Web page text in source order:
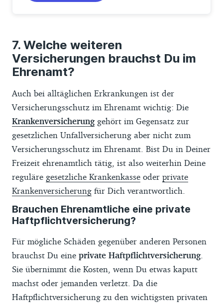
Welche weiteren
Versicherungen brauchst Du im
Ehrenamt?
Auch bei alltäglichen Erkrankungen ist der
Versicherungsschutz im Ehrenamt wichtig: Die
Krankenversicherunggehört im Gegensatz zur
gesetzlichen Unfallversicherung aber nicht zum
Versicherungsschutz im Ehrenamt. Bist Du in Deiner
Freizeit ehrenamtlich tätig, ist also weiterhin Deine
reguläre gesetzliche Krankenkasse oder private
Krankenversicherung für Dich verantwortlich.
Brauchen Ehrenamtliche eine private
Haftpflichtversicherung?
Für mögliche Schäden gegenüber anderen Personen
brauchst Du eine private Haftpflichtversicherung.
Sie übernimmt die Kosten, wenn Du etwas kaputt
machst oder jemanden verletzt. Da die
Haftpflichtversicherung zu den wichtigsten privaten